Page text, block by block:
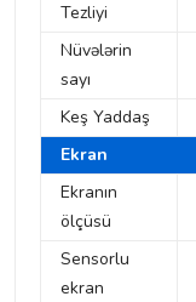
Tezliyi
Nüvələrin
sayı
Keş Yaddaş
Ekran
Ekranın
ölçüsü
Sensorlu
ekran